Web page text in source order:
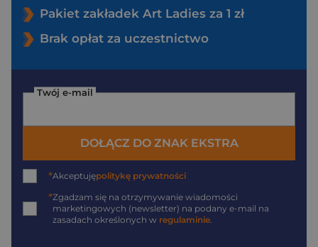
Pakiet zakładek Art Ladies za 1 zł
Brak opłat za uczestnictwo
Twój e-mail
DOŁĄCZ DO ZNAK EKSTRA
*Akceptujępolitykę prywatności
*Zgadzam się na otrzymywanie wiadomości
marketingowych (newsletter) na podany e-mail na
zasadach określonych w regulaminie